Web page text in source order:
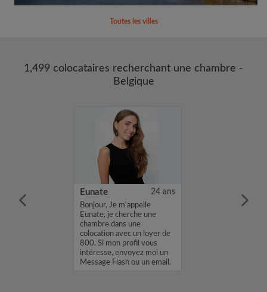
Toutes les villes
1,499 colocataires recherchant une chambre -
Belgique
Brice,
Eunate 24 ans
Bonjour, Je m'appelle
Eunate, je cherche une
chambre dans une
colocation avec un loyer de
800. Si mon profil vous
intéresse, envoyez moi un
Message Flash ou un email.